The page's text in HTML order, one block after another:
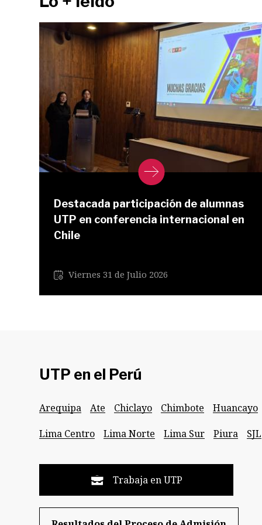
Destacada participación de alumnas
UTP en conferencia internacional en
Chile
Viernes 31 de Julio 2026
UTP en el Perú
Arequipa Ate Chiclayo Chimbote Huancayo
Lima Centro
Lima Norte Lima Sur Piura SJL
Trabaja en UTP